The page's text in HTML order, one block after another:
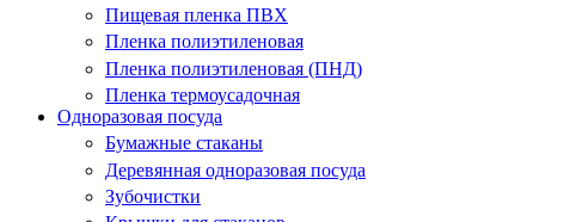
Пищевая пленка ПВХ
Пленка полиэтиленовая
Пленка полиэтиленовая (ПНД)
Пленка термоусадочная
Одноразовая посуда
Бумажные стаканы
Деревянная одноразовая посуда
Зубочистки